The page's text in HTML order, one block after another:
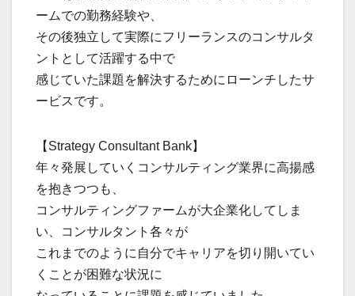
ームでの勤務経験や、
その後独立して実際にフリーランスのコンサルタ
ントとして活躍する中で
感じていた課題を解決するためにローンチしたサ
ービスです。
【Strategy Consultant Bank】
年々発展していくコンサルティング業界に高揚感
を抱きつつも、
コンサルティングファームが大企業化してしま
い、コンサルタント各々が
これまでのように自分でキャリアを切り開いてい
くことが困難な状況に